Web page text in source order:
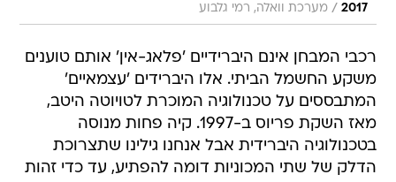
2017
/ מערכת וואלה, רמי גלבוע
רכבי המבחן אינם היברידיים 'פלאג-אין' אותם טוענים
משקע החשמל הביתי. אלו היברידים 'עצמאיים'
המתבססים על טכנולוגיה המוכרת לטויוטה היטב,
מאז השקת פריוס ב-1997. קיה פחות מנוסה
בטכנולוגיה היברידית אבל אנחנו גילינו שתצרוכת
הדלק של שתי המכוניות דומה להפתיע, עד כדי זהות